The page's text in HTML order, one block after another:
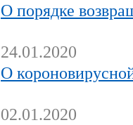
О порядке
24.01.2020
О
02.01.2020